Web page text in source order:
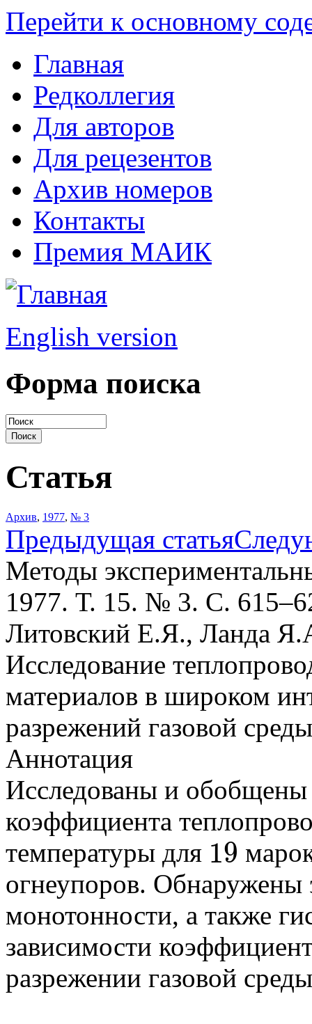
Перейти к основному
Главная
Редколлегия
Для авторов
Для рецезентов
Архив номеров
Контакты
Премия МАИК
English version
Форма поиска
Статья
Архив, 1977, № 3
Предыдущая статья
Методы
1977. Т. 15. № 3. С.
Литовский Е.Я., Ланда
Исследование
материалов в широком
разрежений газовой среды
Аннотация
Исследованы и
коэффициента
температуры для 19
19
огнеупоров. Обнаружены
монотонности, а также
зависимости
разрежении газовой